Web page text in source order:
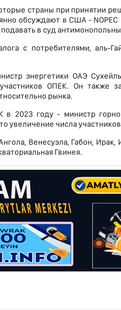
страны при принятии
обсуждают в США -
в суд
с потребителями, аль-
энергетики ОАЭ
ОПЕК. Он также
рынка.
в 2023 году - министр
увеличение числа
Венесуэла, Габон,
Гвинея.